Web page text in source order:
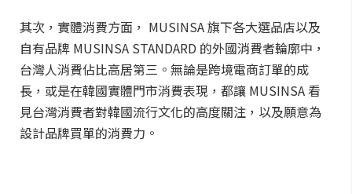
其次，實體消費方面， MUSINSA 旗下各大選品店以及
自有品牌 MUSINSA STANDARD 的外國消費者輪廓中，
台灣人消費佔比高居第三。無論是跨境電商訂單的成
長，或是在韓國實體門市消費表現，都讓 MUSINSA 看
見台灣消費者對韓國流行文化的高度關注，以及願意為
設計品牌買單的消費力。